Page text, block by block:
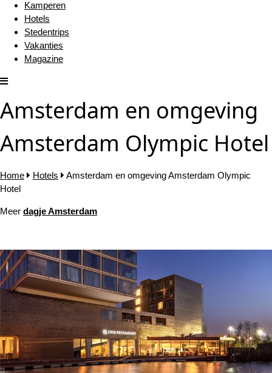
Kamperen
Hotels
Stedentrips
Vakanties
Magazine
Amsterdam en omgeving
Amsterdam Olympic Hotel
Home Hotels
Amsterdam en omgeving Amsterdam Olympic
Hotel
Meer dagje Amsterdam